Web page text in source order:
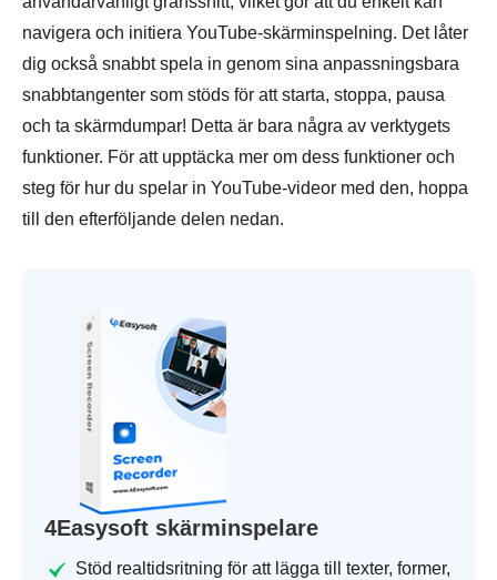
navigera och initiera YouTube-skärminspelning. Det låter
dig också snabbt spela in genom sina anpassningsbara
snabbtangenter som stöds för att starta, stoppa, pausa
och ta skärmdumpar! Detta är bara några av verktygets
funktioner. För att upptäcka mer om dess funktioner och
steg för hur du spelar in YouTube-videor med den, hoppa
till den efterföljande delen nedan.
4Easysoft skärminspelare
Stöd realtidsritning för att lägga till texter, former,